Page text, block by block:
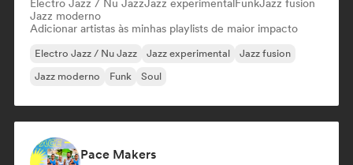
Electro Jazz / Nu JazzJazz experimentalFunkJazz fusion
Jazz moderno
Adicionar artistas às minhas playlists de maior impacto
Electro Jazz / Nu Jazz Jazz experimental
Jazz fusion
Jazz moderno
Funk Soul
Pace Makers